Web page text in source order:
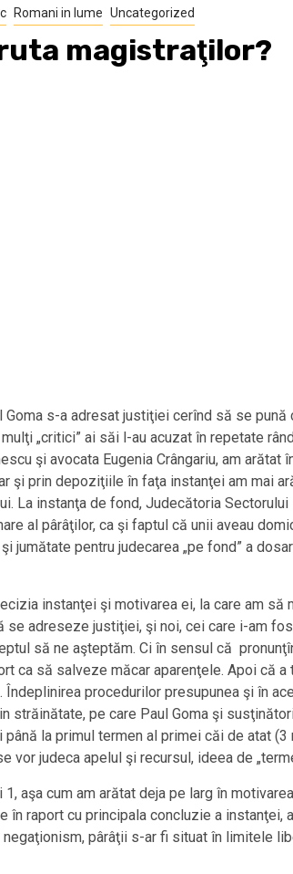
Romani in lume Uncategorized
magistraţilor?
s-a adresat justiţiei cerînd să se
„critici” ai săi l-au acuzat în repetate
şi avocata Eugenia Crângariu, am
şi prin depoziţiile în faţa instanţei am mai
La instanţa de fond, Judecătoria
al pârâţilor, ca şi faptul că unii aveau
jumătate pentru judecarea „pe fond” a
instanţei şi motivarea ei, la care am
se adreseze justiţiei, şi noi, cei care i-am
să ne aşteptăm. Ci în sensul că
ca să salveze măcar aparenţele. Apoi că
procedurilor presupunea şi în
străinătate, pe care Paul Goma şi
la primul termen al primei căi de atat
vor judeca apelul şi recursul, ideea de
aşa cum am arătat deja pe larg în
raport cu principala concluzie a
pârâţii s-ar fi situat în limitele